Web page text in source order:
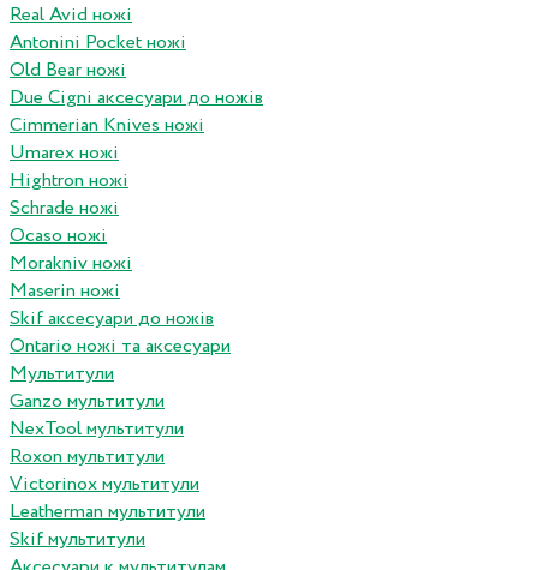
Real Avid ножі
Antonini Pocket ножі
Old Bear ножі
Due Cigni аксесуари до ножів
Cimmerian Knives ножі
Umarex ножі
Hightron ножі
Schrade ножі
Ocaso ножі
Morakniv ножі
Maserin ножі
Skif аксесуари до ножів
Ontario ножі та аксесуари
Мультитули
Ganzo мультитули
NexTool мультитули
Roxon мультитули
Victorinox мультитули
Leatherman мультитули
Skif мультитули